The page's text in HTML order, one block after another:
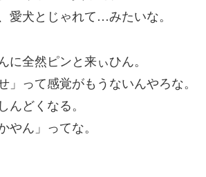
愛犬とじゃれて…みたいな。
全然ピンと来ぃひん。
」って感覚がもうないんやろな。
どくなる。
やん」ってな。